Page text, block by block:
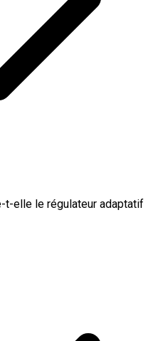
t-elle le régulateur adaptatif